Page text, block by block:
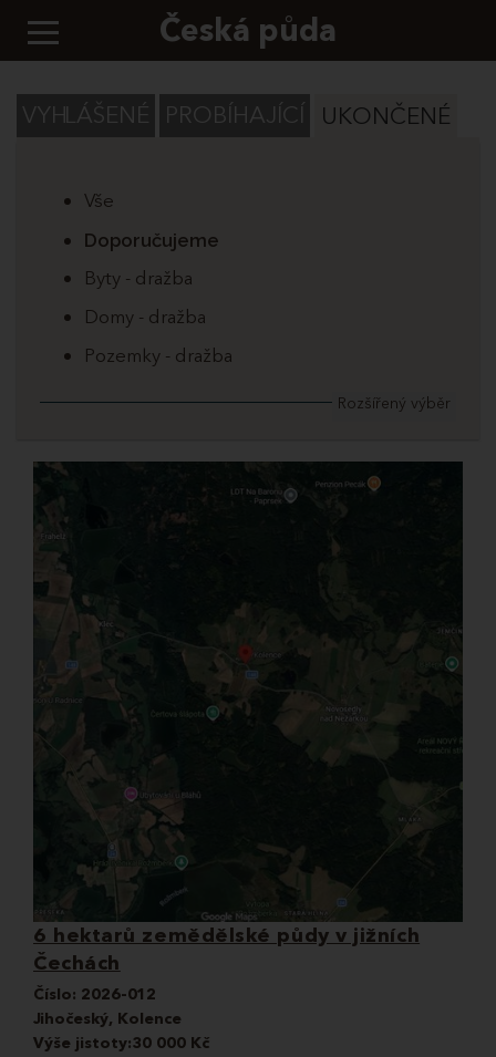
Česká půda
VYHLÁŠENÉ PROBÍHAJÍCÍ UKONČENÉ
Vše
Doporučujeme
Byty - dražba
Domy - dražba
Pozemky - dražba
Rozšířený výběr
6 hektarů zemědělské půdy v jižních
Čechách
Číslo: 2026-012
Jihočeský, Kolence
Výše jistoty:30 000 Kč